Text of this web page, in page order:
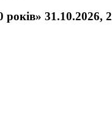
31.10.2026,